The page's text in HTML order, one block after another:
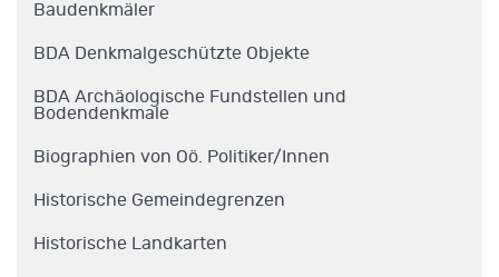
Baudenkmäler
BDA Denkmalgeschützte Objekte
BDA Archäologische Fundstellen und
Bodendenkmale
Biographien von Oö. Politiker/Innen
Historische Gemeindegrenzen
Historische Landkarten